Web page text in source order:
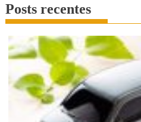
Posts recentes